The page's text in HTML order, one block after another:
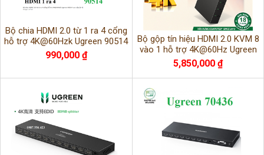
Bộ chia HDMI 2.0 từ 1 ra 4 cổng
hỗ trợ 4K@60Hzk Ugreen 90514
990,000 ₫
Bộ gộp tín hiệu HDMI 2.0 KVM 8
vào 1 hỗ trợ 4K@60Hz Ugreen
80963 cao cấp
5,850,000 ₫